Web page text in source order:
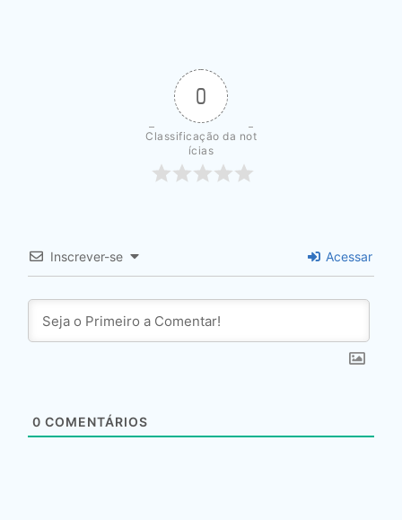
0
Classificação da not
ícias
Inscrever-se Acessar
0 COMENTÁRIOS